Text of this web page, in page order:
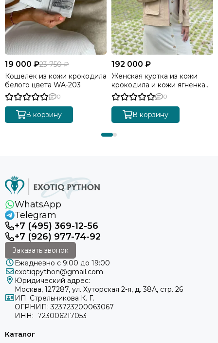
19 000 ₽23 750 ₽
Кошелек из кожи крокодила
белого цвета WA-203
0
В корзину
192 000 ₽
Женская куртка из кожи
крокодила и кожи ягненка
JT-96
0
В корзину
WhatsApp
Telegram
+7 (495) 369-12-56
+7 (926) 977-74-92
Заказать звонок
Ежедневно с 9:00 до 19:00
exotiqpython@gmail.com
Юридический адрес:
Москва, 127287, ул. Хуторская 2-я, д. 38А, стр. 26
ИП: Стрельникова К. Г.
ОГРНИП: 323723200063067
ИНН: 723006217053
Каталог